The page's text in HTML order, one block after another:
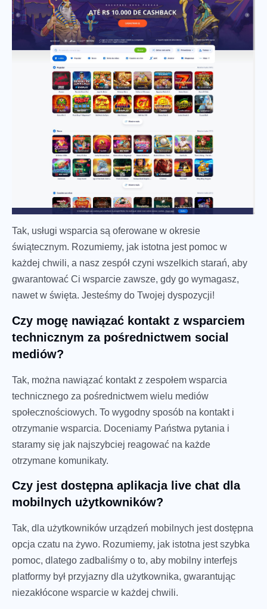
Tak, usługi wsparcia są oferowane w okresie
świątecznym. Rozumiemy, jak istotna jest pomoc w
każdej chwili, a nasz zespół czyni wszelkich starań, aby
gwarantować Ci wsparcie zawsze, gdy go wymagasz,
nawet w święta. Jesteśmy do Twojej dyspozycji!
Czy mogę nawiązać kontakt z wsparciem
technicznym za pośrednictwem social
mediów?
Tak, można nawiązać kontakt z zespołem wsparcia
technicznego za pośrednictwem wielu mediów
społecznościowych. To wygodny sposób na kontakt i
otrzymanie wsparcia. Doceniamy Państwa pytania i
staramy się jak najszybciej reagować na każde
otrzymane komunikaty.
Czy jest dostępna aplikacja live chat dla
mobilnych użytkowników?
Tak, dla użytkowników urządzeń mobilnych jest dostępna
opcja czatu na żywo. Rozumiemy, jak istotna jest szybka
pomoc, dlatego zadbaliśmy o to, aby mobilny interfejs
platformy był przyjazny dla użytkownika, gwarantując
niezakłócone wsparcie w każdej chwili.